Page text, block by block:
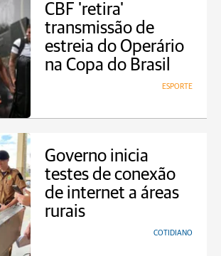
CBF 'retira'
transmissão de
estreia do Operário
na Copa do Brasil
ESPORTE
Governo inicia
testes de conexão
de internet a áreas
rurais
COTIDIANO